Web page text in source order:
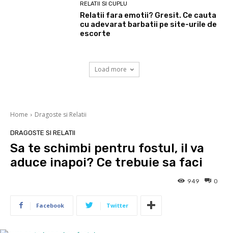
RELATII SI CUPLU
Relatii fara emotii? Gresit. Ce cauta
cu adevarat barbatii pe site-urile de
escorte
Load more